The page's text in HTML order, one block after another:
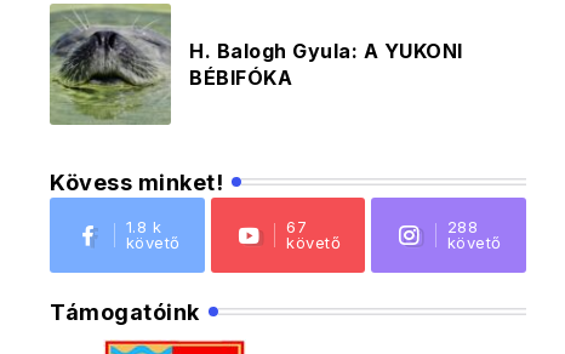
H. Balogh Gyula: A YUKONI
BÉBIFÓKA
Kövess minket!
1.8 k
követő
67
követő
288
követő
Támogatóink